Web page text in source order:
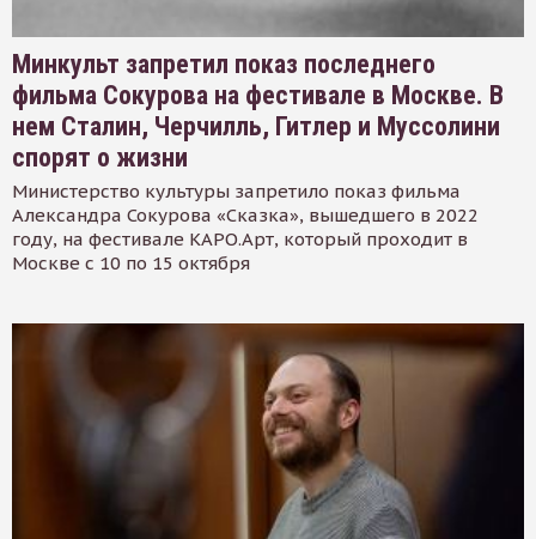
Минкульт запретил показ последнего
фильма Сокурова на фестивале в Москве. В
нем Сталин, Черчилль, Гитлер и Муссолини
спорят о жизни
Министерство культуры запретило показ фильма
Александра Сокурова «Сказка», вышедшего в 2022
году, на фестивале КАРО.Арт, который проходит в
Москве с 10 по 15 октября